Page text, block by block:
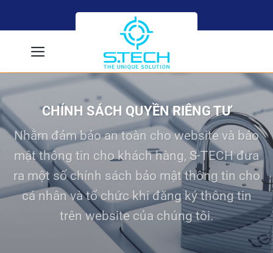
CHÍNH SÁCH QUYỀN RIÊNG TƯ
Nhằm đảm bảo an toàn cho website và bảo
mật thông tin cho khách hàng, S-TECH đưa
ra một số chính sách bảo mật thông tin cho
cá nhân và tổ chức khi đăng ký thông tin
trên website của chúng tôi.